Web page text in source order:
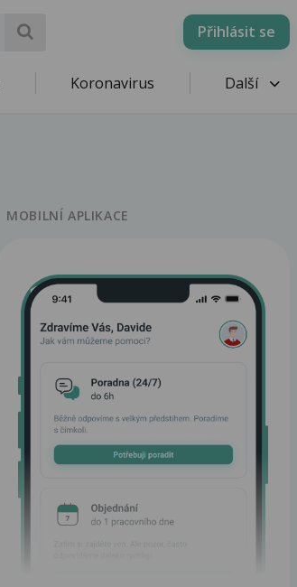
Přihlásit se
Koronavirus Další
MOBILNÍ APLIKACE